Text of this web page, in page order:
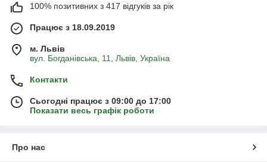
100% позитивних з 417 відгуків за рік
Працює з 18.09.2019
м. Львів
вул. Богданівська, 11, Львів, Україна
Контакти
Сьогодні працює з 09:00 до 17:00
Показати весь графік роботи
Про нас